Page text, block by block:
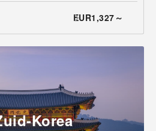
EUR1,327～
Korea